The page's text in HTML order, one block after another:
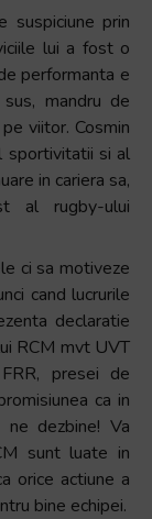
suspiciune prin
lui a fost o
performanta e
mandru de
viitor. Cosmin
sportivitatii si al
in cariera sa,
al rugby-ului
ci sa motiveze
cand lucrurile
declaratie
RCM mvt UVT
presei de
ca in
dezbine! Va
sunt luate in
orice actiune a
bine echipei.